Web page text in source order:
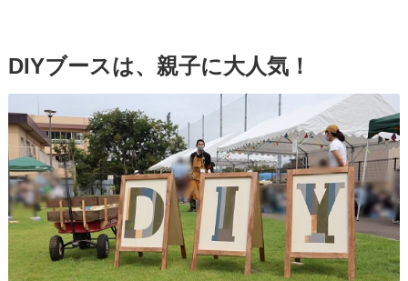
DIYブースは、親子に大人気！